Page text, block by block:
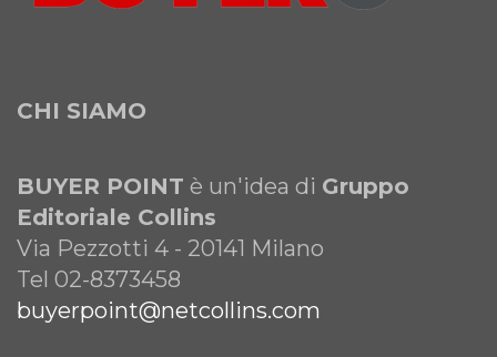
CHI SIAMO
BUYER POINT è un'idea di Gruppo
Editoriale Collins
Via Pezzotti 4 - 20141 Milano
Tel 02-8373458
buyerpoint@netcollins.com